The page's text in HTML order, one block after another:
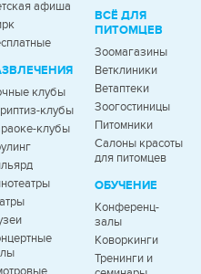
афиша
клубы
клубы
клубы
ВСЁ ДЛЯ
ПИТОМЦЕВ
Зоомагазины
Ветклиники
Ветаптеки
Зоогостиницы
Питомники
Салоны красоты
для питомцев
ОБУЧЕНИЕ
Конференц-
залы
Коворкинги
Тренинги и